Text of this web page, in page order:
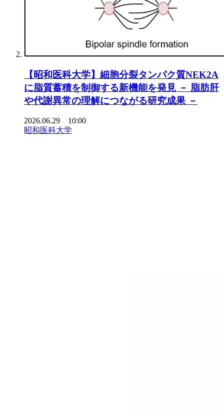
【昭和医科大学】細胞分裂タンパク質NEK2A
に脂質蓄積を制御する新機能を発見 － 脂肪肝
や代謝異常の理解につながる研究成果 －
2026.06.29 10:00
昭和医科大学